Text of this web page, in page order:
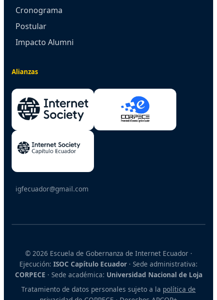
Cronograma
Postular
Impacto Alumni
Alianzas
igfecuador@gmail.com
© 2026 Escuela de Gobernanza de Internet Ecuador ·
Ejecución: ISOC Capítulo Ecuador · Sede administrativa:
CORPECE · Sede académica: Universidad Nacional de Loja
Tratamiento de datos personales sujeto a la política de